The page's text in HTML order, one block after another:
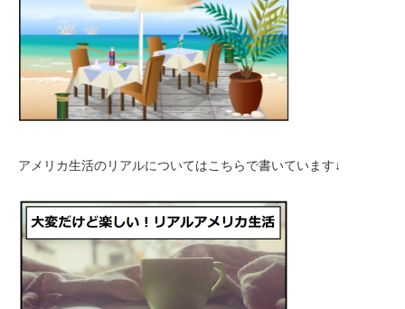
アメリカ生活のリアルについてはこちらで書いています↓